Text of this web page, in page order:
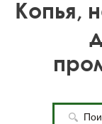
Копья,